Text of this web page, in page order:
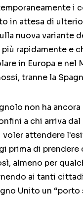
i
in attesa di
nuova variante
rapidamente e
in Europa e nel
tranne la
non ha
a chi arriva dal
voler attendere
prima di prendere
almeno per
ai tanti
Unito un “porto